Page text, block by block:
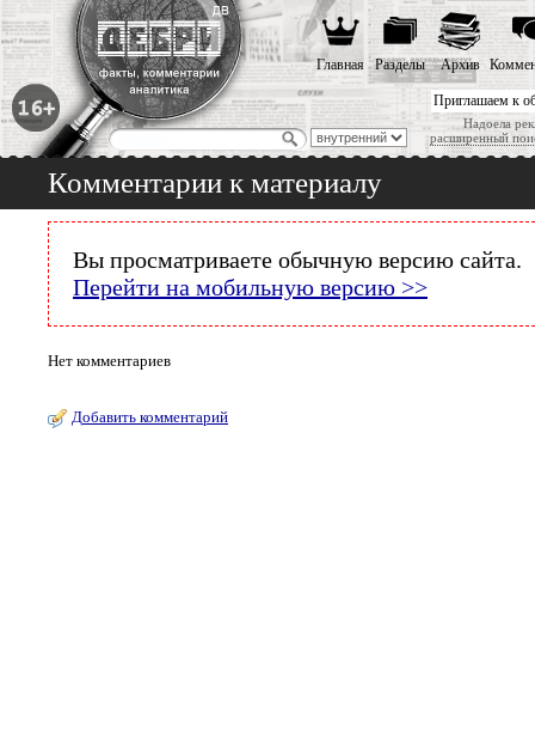
Приглашаем к
Надоела
расширенный
Главная Разделы Архив
Комментарии к материалу
Вы просматриваете обычную версию сайта.
Перейти на мобильную версию >>
Нет комментариев
Добавить комментарий